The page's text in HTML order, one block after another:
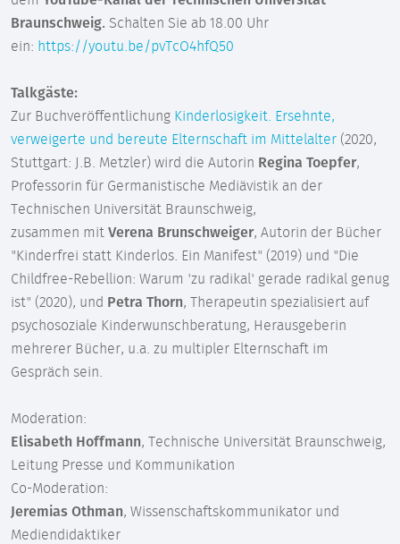
Braunschweig. Schalten Sie ab 18.00 Uhr
ein: https://youtu.be/pvTcO4hfQ50
Talkgäste:
Zur Buchveröffentlichung Kinderlosigkeit. Ersehnte,
verweigerte und bereute Elternschaft im Mittelalter (2020,
Stuttgart: J.B. Metzler) wird die Autorin Regina Toepfer,
Professorin für Germanistische Mediävistik an der
Technischen Universität Braunschweig,
zusammen mit Verena Brunschweiger, Autorin der Bücher
"Kinderfrei statt Kinderlos. Ein Manifest" (2019) und "Die
Childfree-Rebellion: Warum 'zu radikal' gerade radikal genug
ist" (2020), und Petra Thorn, Therapeutin spezialisiert auf
psychosoziale Kinderwunschberatung, Herausgeberin
mehrerer Bücher, u.a. zu multipler Elternschaft im
Gespräch sein.
Moderation:
Elisabeth Hoffmann, Technische Universität Braunschweig,
Leitung Presse und Kommunikation
Co-Moderation:
Jeremias Othman, Wissenschaftskommunikator und
Mediendidaktiker